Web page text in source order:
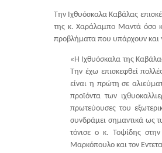
Την Ιχθυόσκαλα Καβάλας
της κ. Χαράλαμπο Μαντά όσο
προβλήματα που υπάρχουν και
«Η Ιχθυόσκαλα της
Την έχω επισκεφθεί
είναι η πρώτη σε
προϊόντα των
πρωτεύουσες του
συνδράμει σημαντικά ως
τόνισε ο κ. Τοψίδης
Μαρκόπουλο και τον